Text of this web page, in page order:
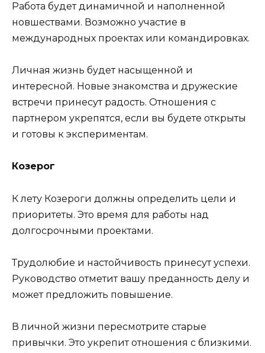
Работа будет динамичной и наполненной
новшествами. Возможно участие в
международных проектах или командировках.
Личная жизнь будет насыщенной и
интересной. Новые знакомства и дружеские
встречи принесут радость. Отношения с
партнером укрепятся, если вы будете открыты
и готовы к экспериментам.
Козерог
К лету Козероги должны определить цели и
приоритеты. Это время для работы над
долгосрочными проектами.
Трудолюбие и настойчивость принесут успехи.
Руководство отметит вашу преданность делу и
может предложить повышение.
В личной жизни пересмотрите старые
привычки. Это укрепит отношения с близкими.